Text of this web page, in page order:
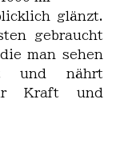
glänzt.
gebraucht
man sehen
und nährt
Kraft und